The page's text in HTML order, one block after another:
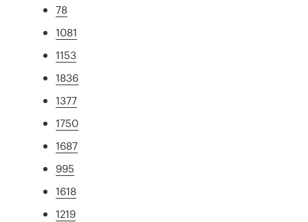
78
1081
1153
1836
1377
1750
1687
995
1618
1219